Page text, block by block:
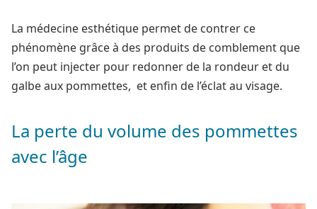
La médecine esthétique permet de contrer ce
phénomène grâce à des produits de comblement que
l’on peut injecter pour redonner de la rondeur et du
galbe aux pommettes, et enfin de l’éclat au visage.
La perte du volume des pommettes
avec l’âge